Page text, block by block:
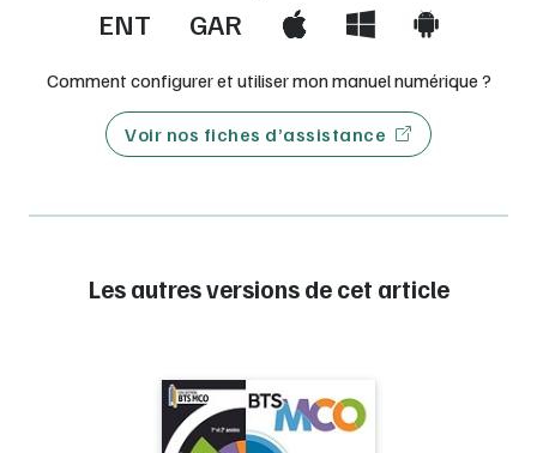
ENT GAR
Comment configurer et utiliser mon manuel numérique ?
Voir nos fiches d’assistance
Les autres versions de cet article